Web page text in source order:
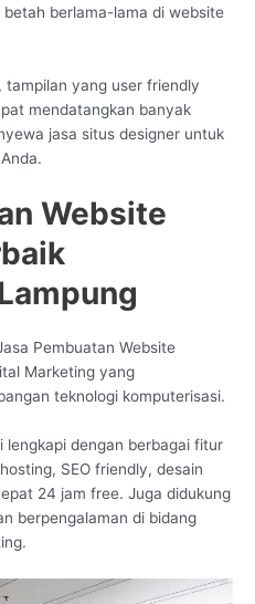
berlama-lama di website
tampilan yang user friendly
mendatangkan banyak
jasa situs designer untuk
Website
Pembuatan Website
Marketing yang
teknologi komputerisasi.
lengkapi dengan berbagai fitur
SEO friendly, desain
24 jam free. Juga didukung
berpengalaman di bidang